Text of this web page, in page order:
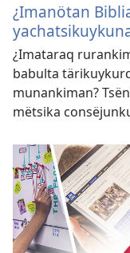
¿Imanötan
¿Imataraq
babulta
munankiman?
mëtsika